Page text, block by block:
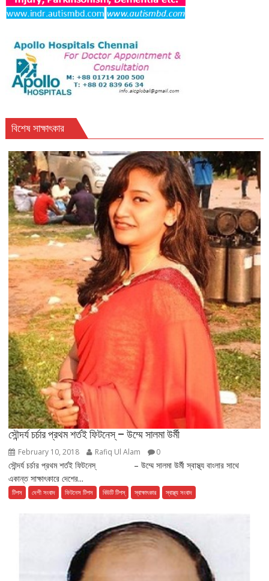
বিশেষ সাক্ষাৎকার
সৌন্দর্য চর্চার প্রথম শর্তই ফিটনেস্ – উম্মে সালমা উর্মী
February 10, 2018 Rafiq Ul Alam 0
সৌন্দর্য চর্চার প্রথম শর্তই ফিটনেস্ – উম্মে সালমা উর্মী স্বাস্থ্য বাংলার সাথে
একান্ত সাক্ষাৎকারে দেশের...
টিপস দেশী সংবাদ ফিটনেস টিপস বিউটি টিপস্ স্বাক্ষাৎকার স্বাস্থ্য সংবাদ